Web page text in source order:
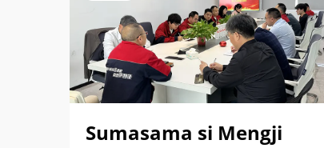
Sumasama si Mengji